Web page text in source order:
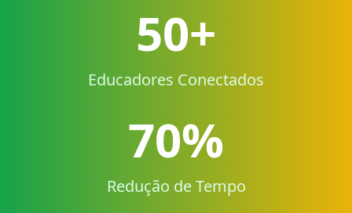
50+
Educadores Conectados
70%
Redução de Tempo